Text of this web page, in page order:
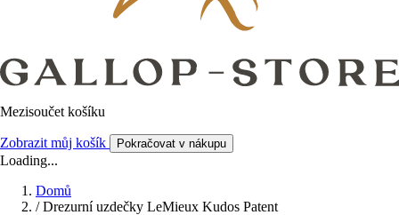
Mezisoučet košíku
Zobrazit můj košík Pokračovat v nákupu
Loading...
Domů
/ Drezurní uzdečky LeMieux Kudos Patent